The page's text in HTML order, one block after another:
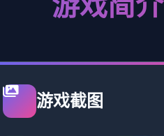
游戏截图